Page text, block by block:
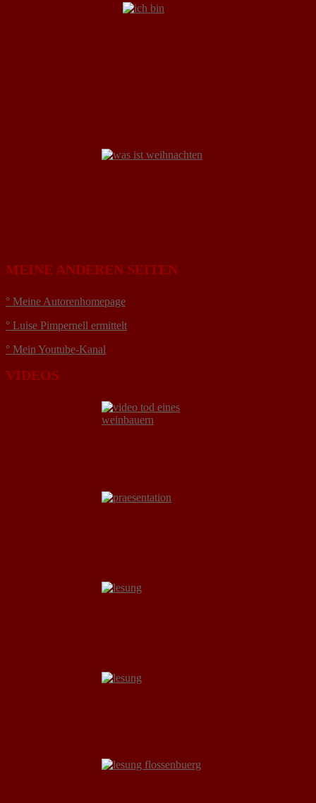
MEINE ANDEREN SEITEN
° Meine Autorenhomepage
° Luise Pimpernell ermittelt
° Mein Youtube-Kanal
VIDEOS